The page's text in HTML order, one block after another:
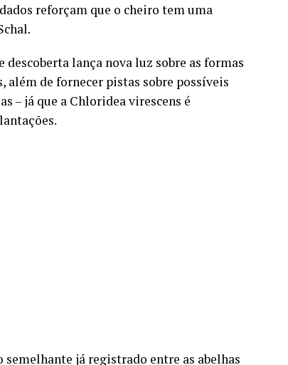
reforçam que o cheiro tem uma
lança nova luz sobre as formas
de fornecer pistas sobre possíveis
– já que a Chloridea virescens é
já registrado entre as abelhas